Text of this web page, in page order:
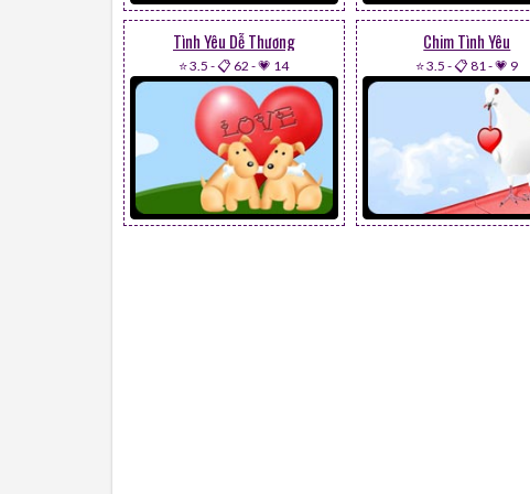
Tình Yêu Dễ Thương
⭐ 3.5 -📋 62 -💗 14
Chim Tình Yêu
⭐ 3.5 -📋 81 -💗 9